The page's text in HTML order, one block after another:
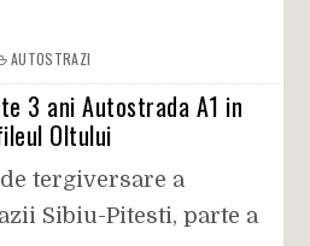
AUTOSTRAZI
3 ani Autostrada A1 in
Oltului
tergiversare a
Sibiu-Pitesti, parte a